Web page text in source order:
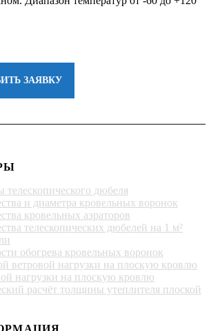
ЗАЯВКУ
дюбеля
и диаметра кровельных воронок
кровельных аэраторов
телескопических дюбелей на 1 м²
обогрева кровельных воронок
ветровой нагрузки на плоскую кровлю
нагрузки на плоскую кровлю
расчёт толщины утеплителя плоской